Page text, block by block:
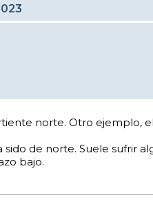
norte. Otro ejemplo,
de norte. Suele sufrir
bajo.